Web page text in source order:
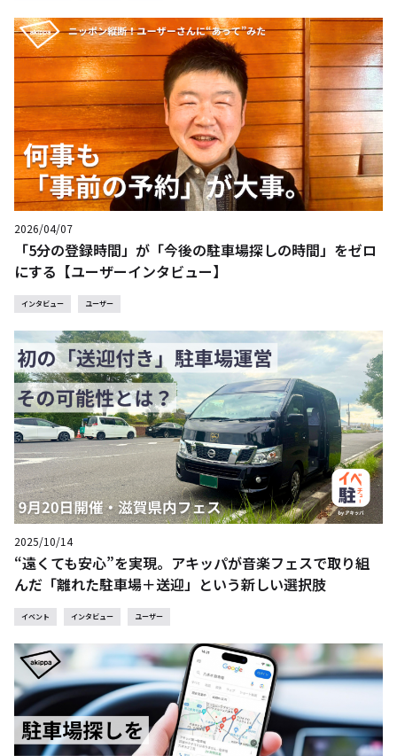
2026/04/07
「5分の登録時間」が「今後の駐車場探しの時間」をゼロ
にする【ユーザーインタビュー】
インタビュー ユーザー
2025/10/14
“遠くても安心”を実現。アキッパが音楽フェスで取り組
んだ「離れた駐車場＋送迎」という新しい選択肢
イベント インタビュー ユーザー